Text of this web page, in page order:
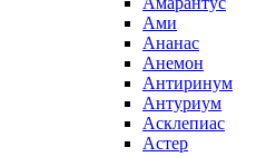
Ами
Ананас
Анемон
Антиринум
Антуриум
Асклепиас
Астер